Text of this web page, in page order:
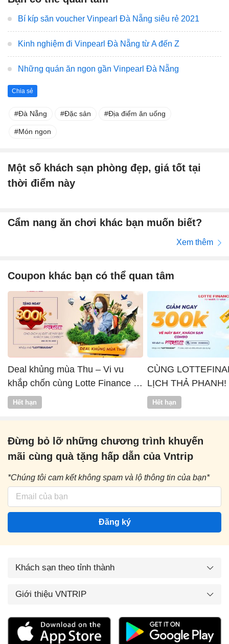
Bí kíp săn voucher Vinpearl Đà Nẵng siêu rẻ 2021
Kinh nghiệm đi Vinpearl Đà Nẵng từ A đến Z
Những quán ăn ngon gần Vinpearl Đà Nẵng
Chia sẻ
Đà Nẵng Đặc sản Địa điểm ăn uống
Món ngon
Một số khách sạn phòng đẹp, giá tốt tại
thời điểm này
Cẩm nang ăn chơi khác bạn muốn biết?
Xem thêm
Coupon khác bạn có thể quan tâm
Deal khủng mùa Thu – Vi vu
khắp chốn cùng Lotte Finance x
Vntrip
Hết hạn
CÙNG
LỊCH THẢ PHANH!
Hết hạn
Đừng bỏ lỡ những chương trình khuyến
mãi cùng quà tặng hấp dẫn của Vntrip
*Chúng tôi cam kết không spam và lộ thông tin của bạn*
Đăng ký
Khách sạn theo tỉnh thành
Giới thiệu VNTRIP